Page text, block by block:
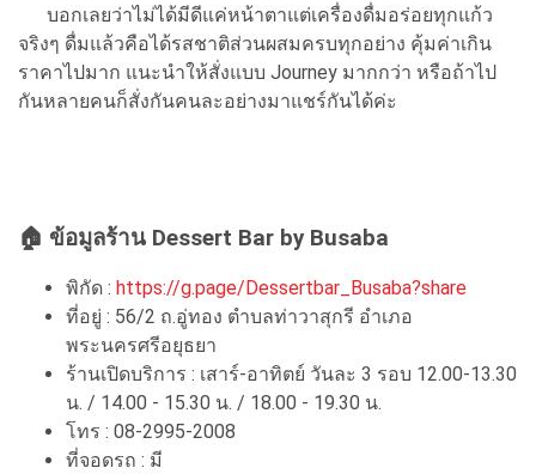
บอกเลยว่าไม่ได้มีดีแค่หน้าตาแต่เครื่องดื่มอร่อยทุกแก้ว
จริงๆ ดื่มแล้วคือได้รสชาติส่วนผสมครบทุกอย่าง คุ้มค่าเกิน
ราคาไปมาก แนะนำให้สั่งแบบ Journey มากกว่า หรือถ้าไป
กันหลายคนก็สั่งกันคนละอย่างมาแชร์กันได้ค่ะ
🏠 ข้อมูลร้าน Dessert Bar by Busaba
พิกัด : https://g.page/Dessertbar_Busaba?share
ที่อยู่ : 56/2 ถ.อู่ทอง ตำบลท่าวาสุกรี อำเภอ
พระนครศรีอยุธยา
ร้านเปิดบริการ : เสาร์-อาทิตย์ วันละ 3 รอบ 12.00-13.30
น. / 14.00 - 15.30 น. / 18.00 - 19.30 น.
โทร : 08-2995-2008
ที่จอดรถ : มี